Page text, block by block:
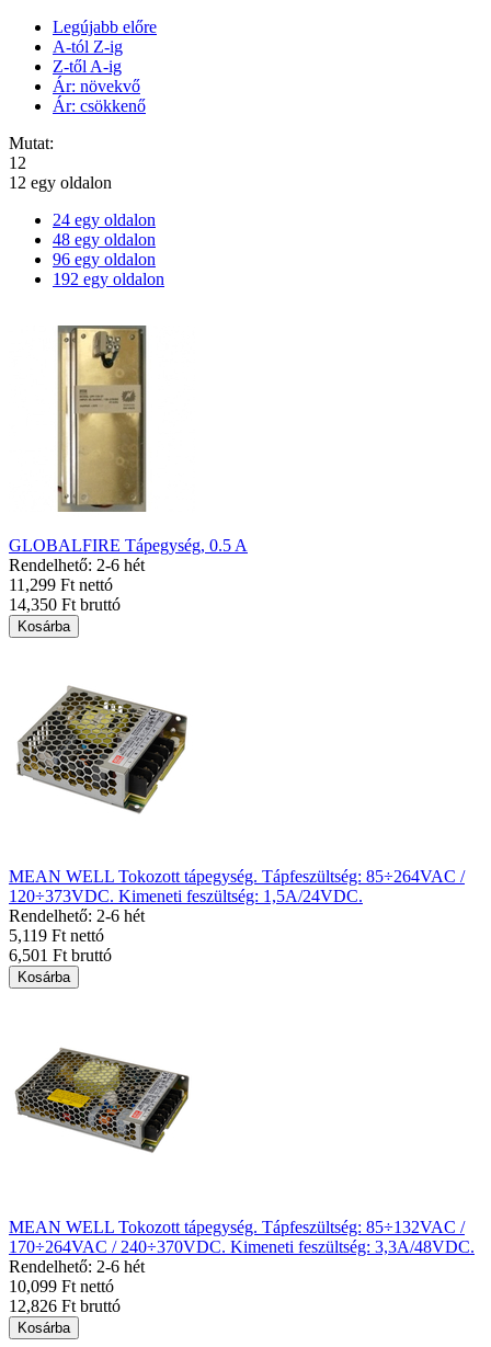
Legújabb előre
A-tól Z-ig
Z-től A-ig
Ár: növekvő
Ár: csökkenő
Mutat:
12
12 egy oldalon
24 egy oldalon
48 egy oldalon
96 egy oldalon
192 egy oldalon
GLOBALFIRE Tápegység, 0.5 A
Rendelhető: 2-6 hét
11,299 Ft nettó
14,350 Ft bruttó
Kosárba
MEAN WELL Tokozott tápegység. Tápfeszültség: 85÷264VAC /
120÷373VDC. Kimeneti feszültség: 1,5A/24VDC.
Rendelhető: 2-6 hét
5,119 Ft nettó
6,501 Ft bruttó
Kosárba
MEAN WELL Tokozott tápegység. Tápfeszültség: 85÷132VAC /
170÷264VAC / 240÷370VDC. Kimeneti feszültség: 3,3A/48VDC.
Rendelhető: 2-6 hét
10,099 Ft nettó
12,826 Ft bruttó
Kosárba